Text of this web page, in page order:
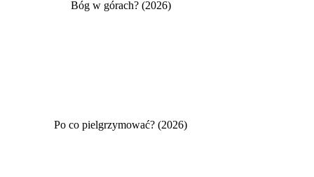
Bóg w górach? (2026)
Po co pielgrzymować? (2026)